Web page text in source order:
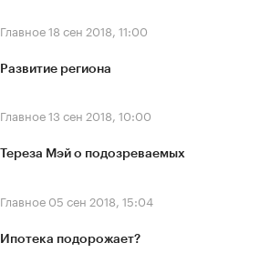
Главное18 сен 2018, 11:00
Развитие региона
Главное13 сен 2018, 10:00
Тереза Мэй о подозреваемых
Главное 05 сен 2018, 15:04
Ипотека подорожает?